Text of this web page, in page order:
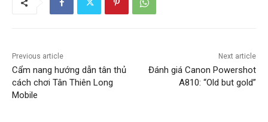
Previous article
Cẩm nang hướng dẫn tân thủ
cách chơi Tân Thiên Long
Mobile
Next article
Đánh giá Canon Powershot
A810: “Old but gold”